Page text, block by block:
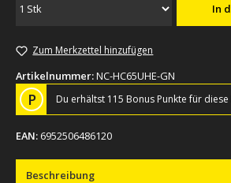
In
Zum Merkzettel hinzufügen
Artikelnummer:NC-HC65UHE-GN
P Du erhältst 115 Bonus Punkte für
EAN: 6952506486120
Beschreibung